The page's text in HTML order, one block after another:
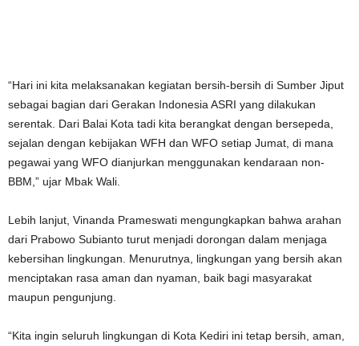
“Hari ini kita melaksanakan kegiatan bersih-bersih di Sumber Jiput
sebagai bagian dari Gerakan Indonesia ASRI yang dilakukan
serentak. Dari Balai Kota tadi kita berangkat dengan bersepeda,
sejalan dengan kebijakan WFH dan WFO setiap Jumat, di mana
pegawai yang WFO dianjurkan menggunakan kendaraan non-
BBM,” ujar Mbak Wali.
Lebih lanjut, Vinanda Prameswati mengungkapkan bahwa arahan
dari Prabowo Subianto turut menjadi dorongan dalam menjaga
kebersihan lingkungan. Menurutnya, lingkungan yang bersih akan
menciptakan rasa aman dan nyaman, baik bagi masyarakat
maupun pengunjung.
“Kita ingin seluruh lingkungan di Kota Kediri ini tetap bersih, aman,